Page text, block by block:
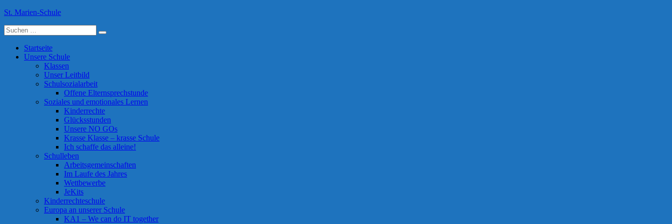
Skip
content
St. Marien-Schule
Katholische Grundschule in Moers
Suche
nach:
Startseite
Unsere Schule
Klassen
Unser Leitbild
Schulsozialarbeit
Offene Elternsprechstunde
Soziales und emotionales Lernen
Kinderrechte
Glücksstunden
Unsere NO GOs
Krasse Klasse – krasse Schule
Ich schaffe das alleine!
Schulleben
Arbeitsgemeinschaften
Im Laufe des Jahres
Wettbewerbe
JeKits
Kinderrechteschule
Europa an unserer Schule
KA1 – We can do IT together